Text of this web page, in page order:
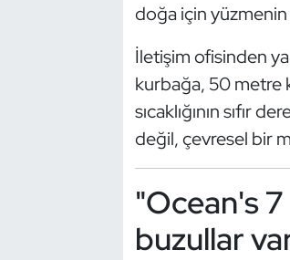
doğa için
İletişim ofisinden
kurbağa, 50 metre
sıcaklığının sıfır
değil, çevresel bir
"Ocean's 7
buzullar
İşitme Engelli Sporcular
Judo ve Kuraş
Kano ve Rafting